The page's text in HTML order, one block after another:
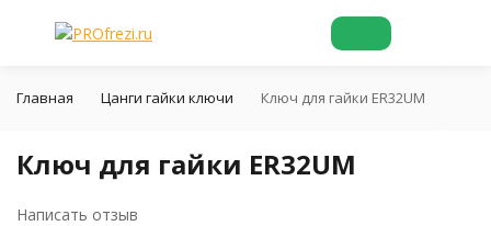
Главная Цанги гайки ключи Ключ для гайки ER32UM
Ключ для гайки ER32UM
Написать отзыв